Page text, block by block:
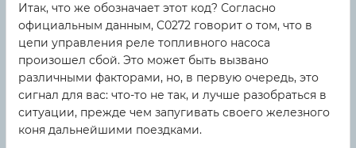
Итак, что же обозначает этот код? Согласно
официальным данным, C0272 говорит о том, что в
цепи управления реле топливного насоса
произошел сбой. Это может быть вызвано
различными факторами, но, в первую очередь, это
сигнал для вас: что-то не так, и лучше разобраться в
ситуации, прежде чем запугивать своего железного
коня дальнейшими поездками.